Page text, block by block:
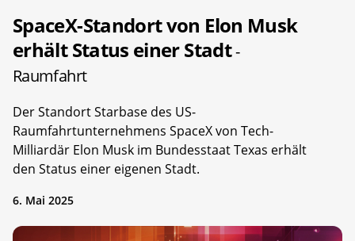
SpaceX-Standort von Elon Musk
erhält Status einer Stadt-
Raumfahrt
Der Standort Starbase des US-
Raumfahrtunternehmens SpaceX von Tech-
Milliardär Elon Musk im Bundesstaat Texas erhält
den Status einer eigenen Stadt.
6. Mai 2025